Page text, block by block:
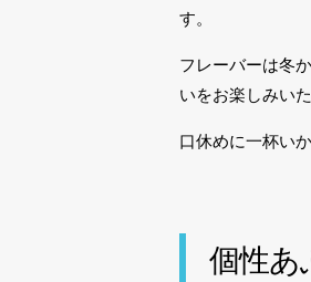
す。
フレーバーは冬
いをお楽しみい
口休めに一杯い
個性あ